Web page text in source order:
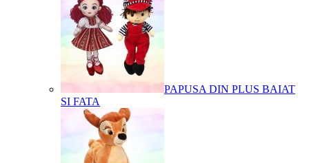
PAPUSA DIN PLUS BAIAT
SI FATA